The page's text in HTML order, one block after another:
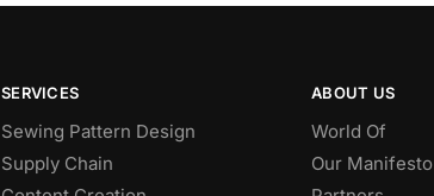
SERVICES
Sewing Pattern Design
Supply Chain
ABOUT US
World Of
Our Manifesto